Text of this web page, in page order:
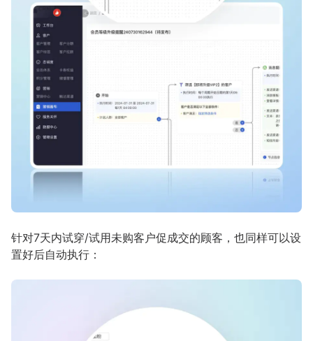
针对7天内试穿/试用未购客户促成交的顾客，也同样可以设
置好后自动执行：